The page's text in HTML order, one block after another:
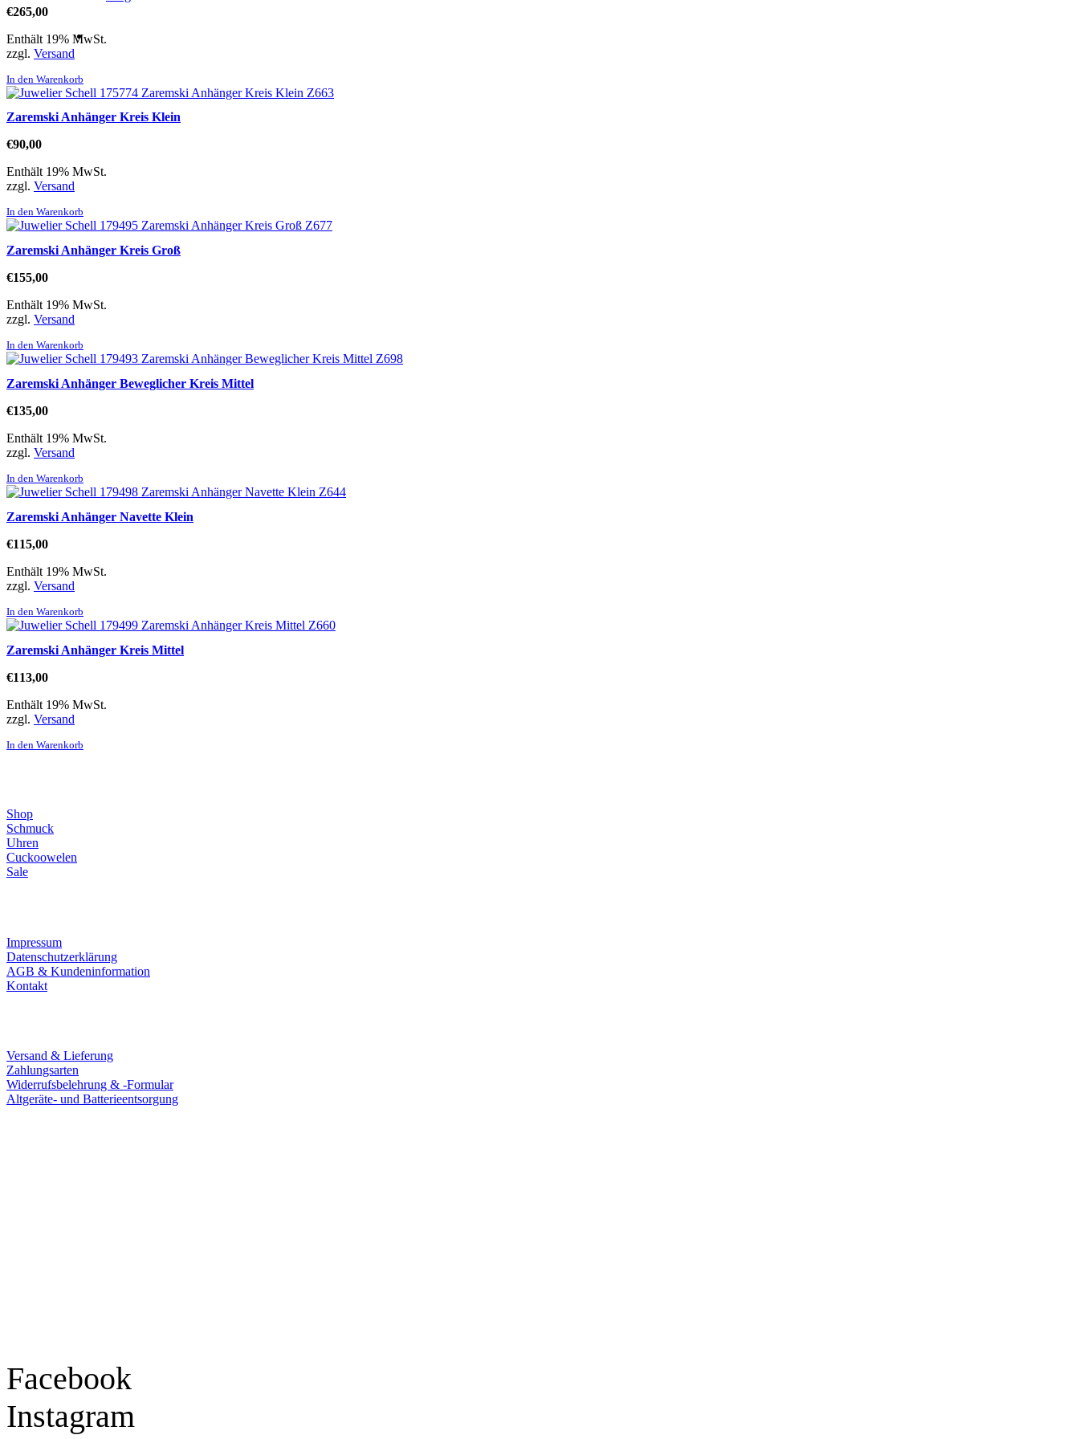
€265,00
Enthält 19% MwSt.
zzgl. Versand
In den Warenkorb
Zaremski Anhänger Kreis Klein
€90,00
Enthält 19% MwSt.
zzgl. Versand
In den Warenkorb
Zaremski Anhänger Kreis Groß
€155,00
Enthält 19% MwSt.
zzgl. Versand
In den Warenkorb
Zaremski Anhänger Beweglicher Kreis Mittel
€135,00
Enthält 19% MwSt.
zzgl. Versand
In den Warenkorb
Zaremski Anhänger Navette Klein
€115,00
Enthält 19% MwSt.
zzgl. Versand
In den Warenkorb
Zaremski Anhänger Kreis Mittel
€113,00
Enthält 19% MwSt.
zzgl. Versand
In den Warenkorb
Shop
Schmuck
Uhren
Cuckoowelen
Sale
Impressum
Datenschutzerklärung
AGB & Kundeninformation
Kontakt
Versand & Lieferung
Zahlungsarten
Widerrufsbelehrung & -Formular
Altgeräte- und Batterieentsorgung
Facebook
Instagram